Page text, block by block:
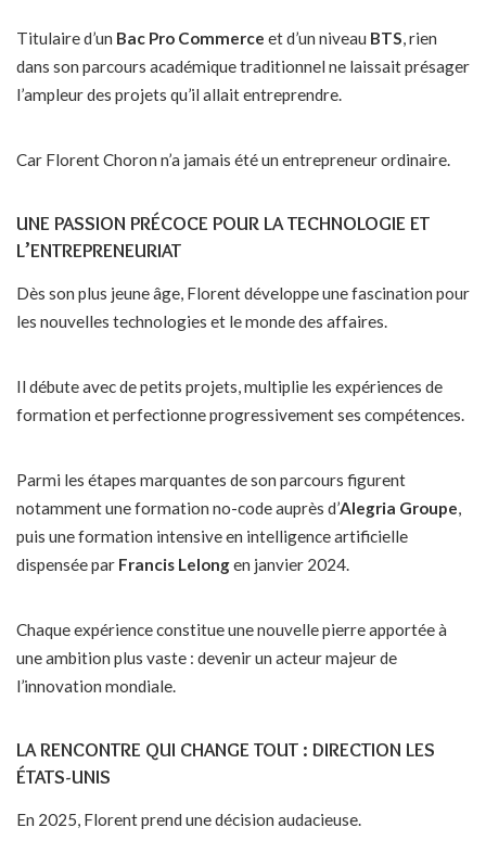
Titulaire d’un Bac Pro Commerce et d’un niveau BTS, rien
dans son parcours académique traditionnel ne laissait présager
l’ampleur des projets qu’il allait entreprendre.
Car Florent Choron n’a jamais été un entrepreneur ordinaire.
UNE PASSION PRÉCOCE POUR LA TECHNOLOGIE ET
L’ENTREPRENEURIAT
Dès son plus jeune âge, Florent développe une fascination pour
les nouvelles technologies et le monde des affaires.
Il débute avec de petits projets, multiplie les expériences de
formation et perfectionne progressivement ses compétences.
Parmi les étapes marquantes de son parcours figurent
notamment une formation no-code auprès d’Alegria Groupe,
puis une formation intensive en intelligence artificielle
dispensée par Francis Lelongen janvier 2024.
Chaque expérience constitue une nouvelle pierre apportée à
une ambition plus vaste : devenir un acteur majeur de
l’innovation mondiale.
LA RENCONTRE QUI CHANGE TOUT : DIRECTION LES
ÉTATS-UNIS
En 2025, Florent prend une décision audacieuse.